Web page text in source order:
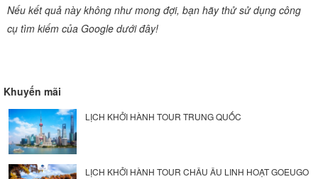
Nếu kết quả này không như mong đợi, bạn hãy thử sử dụng công
cụ tìm kiếm của Google dưới đây!
Khuyến mãi
LỊCH KHỞI HÀNH TOUR TRUNG QUỐC
LỊCH KHỞI HÀNH TOUR CHÂU ÂU LINH HOẠT GOEUGO